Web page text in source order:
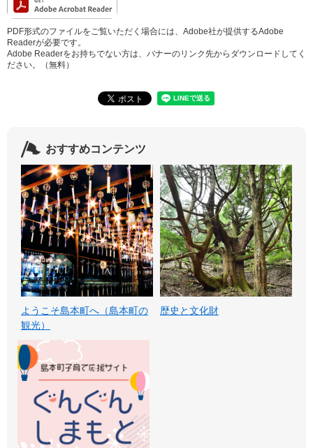
PDF形式のファイルをご覧いただく場合には、Adobe社が提供するAdobe
Readerが必要です。
Adobe Readerをお持ちでない方は、バナーのリンク先からダウンロードしてく
ださい。（無料）
おすすめコンテンツ
ようこそ島本町へ（島本町の
観光）
歴史と文化財